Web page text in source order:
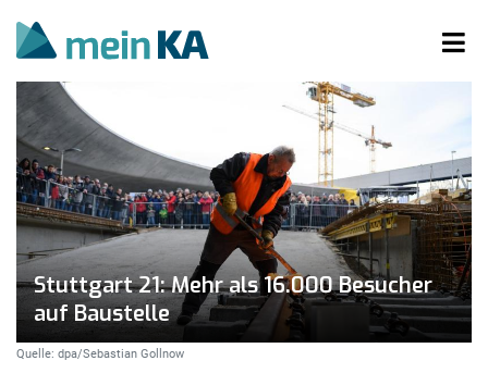
Stuttgart 21: Mehr als 16.000 Besucher
auf Baustelle
Quelle: dpa/Sebastian Gollnow